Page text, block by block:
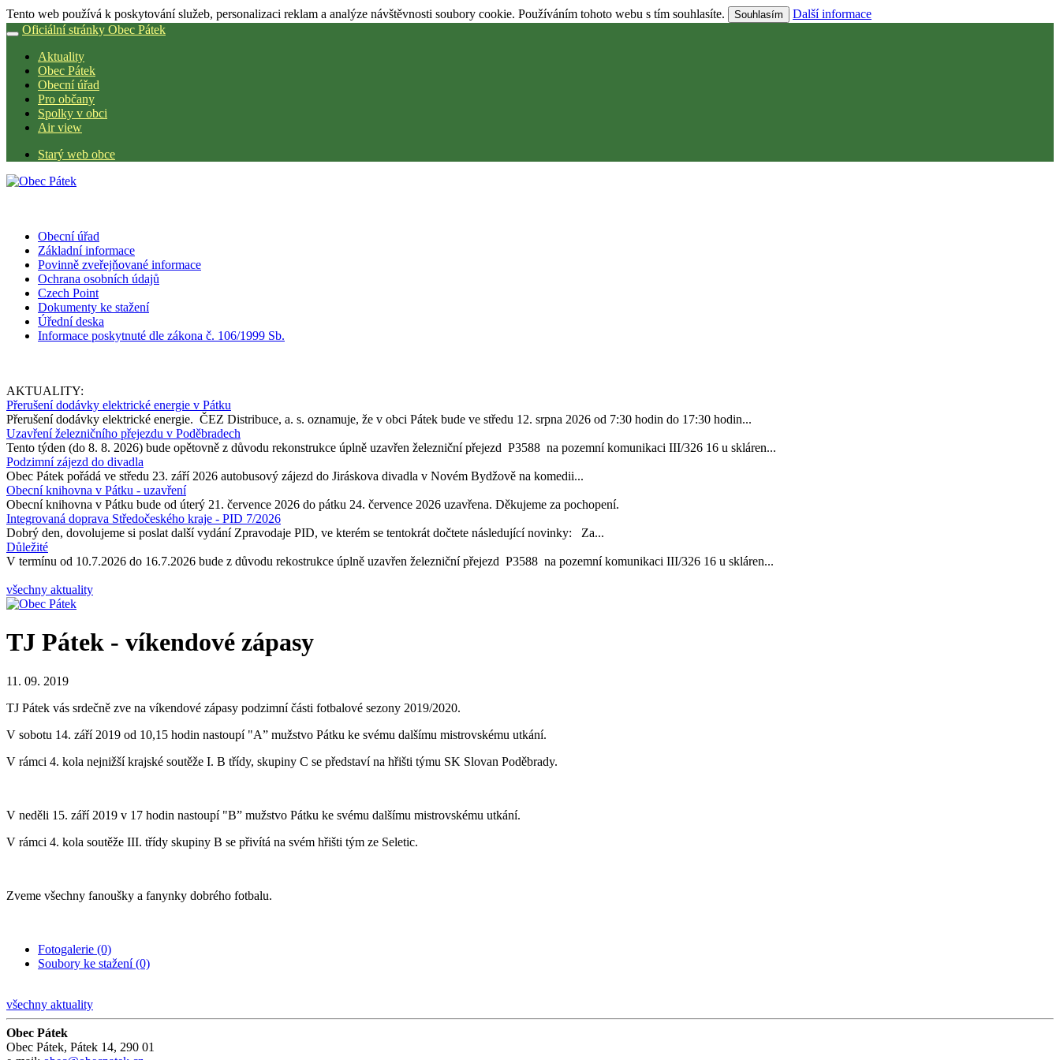
Tento web používá k poskytování služeb, personalizaci reklam a analýze návštěvnosti soubory cookie. Používáním tohoto webu s tím souhlasíte. Souhlasím
Další informace
Oficiální stránky Obec Pátek
Aktuality
Obec Pátek
Obecní úřad
Pro občany
Spolky v obci
Air view
Starý web obce
Obecní úřad
Základní informace
Povinně zveřejňované informace
Ochrana osobních údajů
Czech Point
Dokumenty ke stažení
Úřední deska
Informace poskytnuté dle zákona č. 106/1999 Sb.
AKTUALITY:
Přerušení dodávky elektrické energie v Pátku
Přerušení dodávky elektrické energie. ČEZ Distribuce, a. s. oznamuje, že v obci Pátek bude ve středu 12. srpna 2026 od 7:30 hodin do 17:30 hodin...
Uzavření železničního přejezdu v Poděbradech
Tento týden (do 8. 8. 2026) bude opětovně z důvodu rekonstrukce úplně uzavřen železniční přejezd P3588 na pozemní komunikaci III/326 16 u skláren...
Podzimní zájezd do divadla
Obec Pátek pořádá ve středu 23. září 2026 autobusový zájezd do Jiráskova divadla v Novém Bydžově na komedii...
Obecní knihovna v Pátku - uzavření
Obecní knihovna v Pátku bude od úterý 21. července 2026 do pátku 24. července 2026 uzavřena. Děkujeme za pochopení.
Integrovaná doprava Středočeského kraje - PID 7/2026
Dobrý den, dovolujeme si poslat další vydání Zpravodaje PID, ve kterém se tentokrát dočtete následující novinky: Za...
Důležité
V termínu od 10.7.2026 do 16.7.2026 bude z důvodu rekostrukce úplně uzavřen železniční přejezd P3588 na pozemní komunikaci III/326 16 u skláren...
všechny aktuality
TJ Pátek - víkendové zápasy
11. 09. 2019
TJ Pátek vás srdečně zve na víkendové zápasy podzimní části fotbalové sezony 2019/2020.
V sobotu 14. září 2019 od 10,15 hodin nastoupí "A” mužstvo Pátku ke svému dalšímu mistrovskému utkání.
V rámci 4. kola nejnižší krajské soutěže I. B třídy, skupiny C se představí na hřišti týmu SK Slovan Poděbrady.
V neděli 15. září 2019 v 17 hodin nastoupí "B” mužstvo Pátku ke svému dalšímu mistrovskému utkání.
V rámci 4. kola soutěže III. třídy skupiny B se přivítá na svém hřišti tým ze Seletic.
Zveme všechny fanoušky a fanynky dobrého fotbalu.
Fotogalerie (0)
Soubory ke stažení (0)
všechny aktuality
Obec Pátek
Obec Pátek, Pátek 14, 290 01